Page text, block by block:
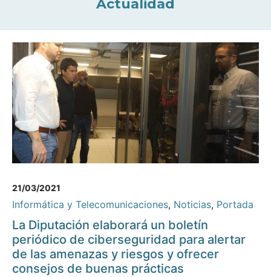
Actualidad
21/03/2021
Informática y Telecomunicaciones, Noticias, Portada
La Diputación elaborará un boletín
periódico de ciberseguridad para alertar
de las amenazas y riesgos y ofrecer
consejos de buenas prácticas